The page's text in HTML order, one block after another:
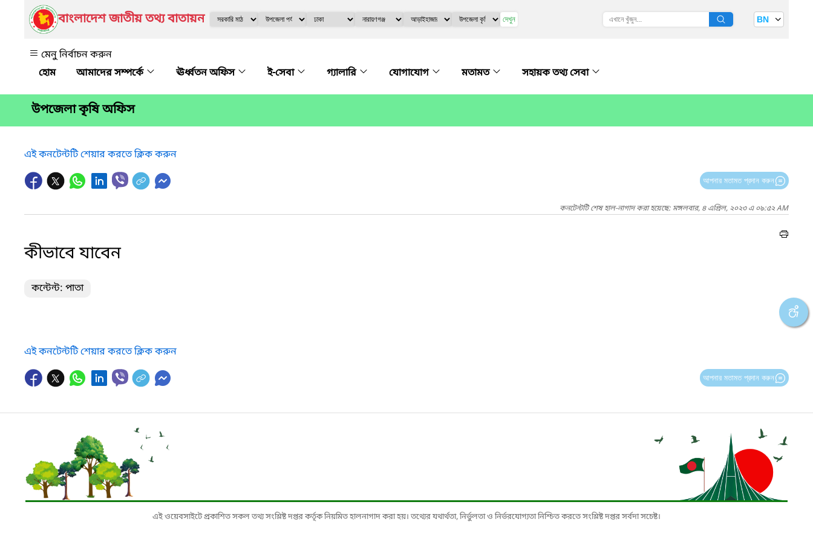
বাংলাদেশ জাতীয় তথ্য বাতায়ন দেখুন BN
মেনু নির্বাচন করুন
আমাদের সম্পর্কে
ঊর্ধ্বতন অফিস ই-সেবা গ্যালারি যোগাযোগ মতামত সহায়ক তথ্য সেবা
উপজেলা কৃষি অফিস
এই কনটেন্টটি শেয়ার করতে ক্লিক করুন
আপনার মতামত প্রদান করুন
কনটেন্টটি শেষ হাল-নাগাদ করা হয়েছে: মঙ্গলবার, ৪ এপ্রিল, ২০২৩ এ ০৯:৫২ AM
কীভাবে যাবেন
কন্টেন্ট: পাতা
এই কনটেন্টটি শেয়ার করতে ক্লিক করুন
আপনার মতামত প্রদান করুন
এই ওয়েবসাইটে প্রকাশিত সকল তথ্য সংশ্লিষ্ট দপ্তর কর্তৃক নিয়মিত হালনাগাদ করা হয়। তথ্যের যথার্থতা, নির্ভুলতা ও নির্ভরযোগ্যতা নিশ্চিত করতে সংশ্লিষ্ট দপ্তর সর্বদা সচেষ্ট।